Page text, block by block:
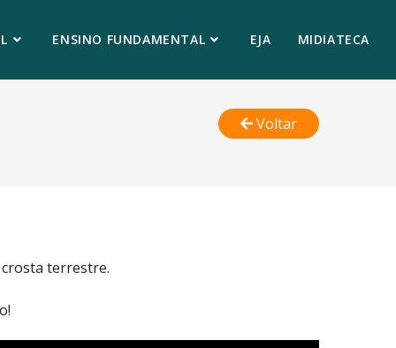
ENSINO FUNDAMENTAL EJA MIDIATECA
Voltar
crosta terrestre.